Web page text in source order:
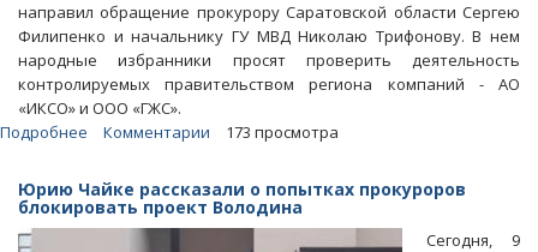
направил обращение прокурору Саратовской области Сергею
Филипенко и начальнику ГУ МВД Николаю Трифонову. В нем
народные избранники просят проверить деятельность
контролируемых правительством региона компаний - АО
«ИКСО» и ООО «ГЖС».
Подробнее
требует
проверить
деятельность
Комментарии 173 просмотра
Юрию Чайке рассказали о попытках прокуроров
блокировать проект Володина
Сегодня, 9